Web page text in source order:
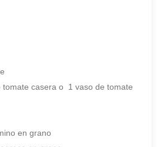
tomate casera o 1 vaso de tomate
en grano